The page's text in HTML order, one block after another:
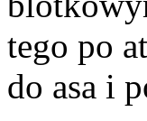
tego po
do asa i